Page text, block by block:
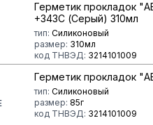
Герметик прокладок
+343С (Серый) 310мл
тип: Силиконовый
размер: 310мл
код ТНВЭД: 3214101009
Герметик прокладок
тип: Силиконовый
размер: 85г
код ТНВЭД: 3214101009